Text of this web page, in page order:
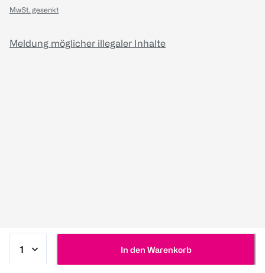
In den Warenkorb
MwSt. gesenkt
Meldung möglicher illegaler Inhalte